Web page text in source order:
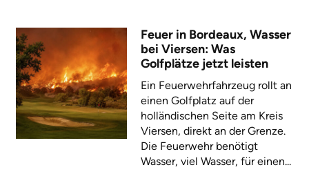
Feuer in Bordeaux, Wasser
bei Viersen: Was
Golfplätze jetzt leisten
Ein Feuerwehrfahrzeug rollt an
einen Golfplatz auf der
holländischen Seite am Kreis
Viersen, direkt an der Grenze.
Die Feuerwehr benötigt
Wasser, viel Wasser, für einen...